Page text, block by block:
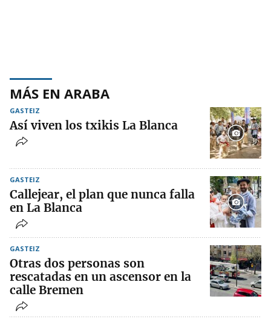
MÁS EN ARABA
GASTEIZ
Así viven los txikis La Blanca
GASTEIZ
Callejear, el plan que nunca falla
en La Blanca
GASTEIZ
Otras dos personas son
rescatadas en un ascensor en la
calle Bremen